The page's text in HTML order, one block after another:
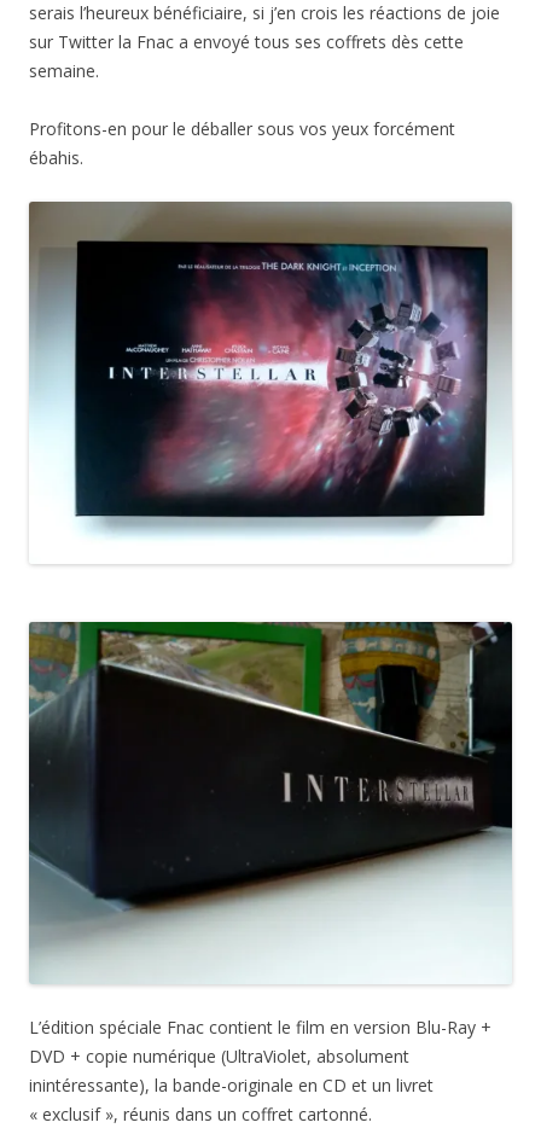
serais l’heureux bénéficiaire, si j’en crois les réactions de joie
sur Twitter la Fnac a envoyé tous ses coffrets dès cette
semaine.
Profitons-en pour le déballer sous vos yeux forcément
ébahis.
L’édition spéciale Fnac contient le film en version Blu-Ray +
DVD + copie numérique (UltraViolet, absolument
inintéressante), la bande-originale en CD et un livret
« exclusif », réunis dans un coffret cartonné.